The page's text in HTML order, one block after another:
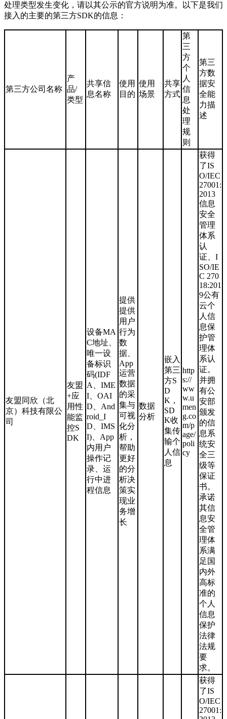
处理类型发生变化，请以其公示的官方说明为准。以下是我们
接入的主要的第三方SDK的信息：
第三方公司名称
产
品/
类型
共享信
息名称
使用
目的
使用
场景
共享
方式
第
三
方
个
人
信
息
处
理
规
则
第三
方数
据安
全能
力描
述
友盟同欣（北
京）科技有限公
司
友盟
+应
用性
能监
控S
DK
设备MA
C地址、
唯一设
备标识
码(IDF
A、IME
I、OAI
D、And
roid_I
D、IMS
I)、App
内用户
操作记
录、运
行中进
程信息
提供
提供
用户
行为
数
据、
App
运营
数据
的采
集与
可视
化分
析，
帮助
更好
的分
析决
策实
现业
务增
长
数据
分析
嵌入
第三
方S
D
K，
SD
K收
集传
输个
人信
息
http
s://
ww
w.u
men
g.co
m/p
age/
poli
cy
获得
了IS
O/IEC
27001:
2013
信息
安全
管理
体系
认
证、I
SO/IE
C 270
18:201
9公有
云个
人信
息保
护管
理体
系认
证。
并拥
有公
安部
颁发
的信
息系
统安
全三
级等
保证
书。
承诺
其信
息安
全管
理体
系满
足国
内外
高标
准的
个人
信息
保护
法律
法规
要
求。
获得
了IS
O/IEC
27001: